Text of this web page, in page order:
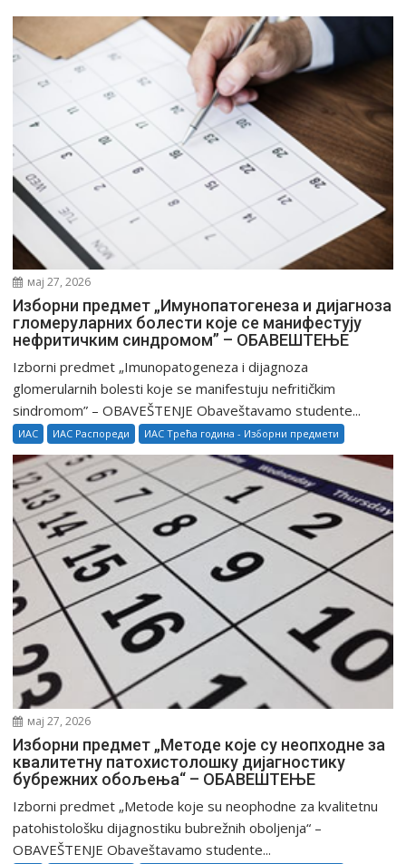
ч
л
а
мај 27, 2026
Изборни предмет „Имунопатогенеза и дијагноза
гломеруларних болести које се манифестују
нефритичким синдромом” – ОБАВЕШТЕЊЕ
Izborni predmet „Imunopatogeneza i dijagnoza
glomerularnih bolesti koje se manifestuju nefritičkim
sindromom” – OBAVEŠTENJE Obaveštavamo studente...
ИАС ИАС Распореди ИАС Трећа година - Изборни предмети
мај 27, 2026
Изборни предмет „Методе које су неопходне за
квалитетну патохистолошку дијагностику
бубрежних обољења“ – ОБАВЕШТЕЊЕ
Izborni predmet „Metode koje su neophodne za kvalitetnu
patohistološku dijagnostiku bubrežnih oboljenja“ –
OBAVEŠTENJE Obaveštavamo studente...